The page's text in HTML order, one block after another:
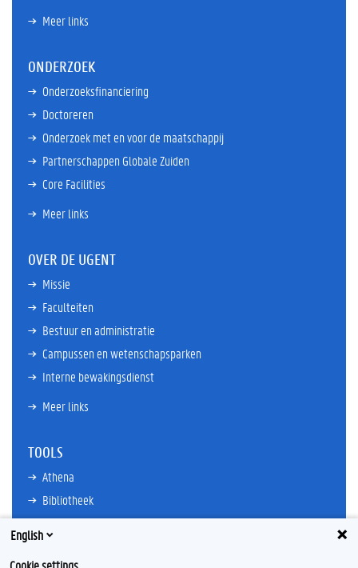
Meer links
ONDERZOEK
Onderzoeksfinanciering
Doctoreren
Onderzoek met en voor de maatschappij
Partnerschappen Globale Zuiden
Core Facilities
Meer links
OVER DE UGENT
Missie
Faculteiten
Bestuur en administratie
Campussen en wetenschapsparken
Interne bewakingsdienst
Meer links
TOOLS
Athena
Bibliotheek
TimeEdit
English